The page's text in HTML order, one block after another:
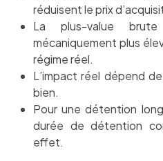
réduisent le prix
La plus-value
mécaniquement plus
régime réel.
L’impact réel dépend
bien.
Pour une détention
durée de détention
effet.